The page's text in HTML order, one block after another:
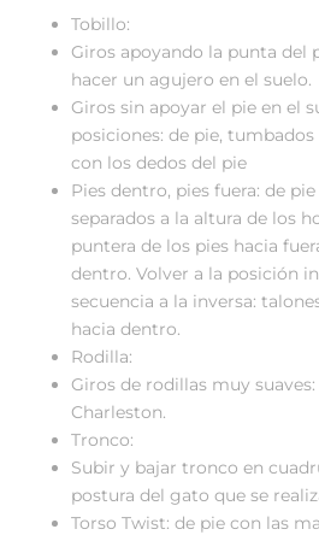
Tobillo:
Giros apoyando la punta del
hacer un agujero en el suelo.
Giros sin apoyar el pie en el
posiciones: de pie,
con los dedos del pie
Pies dentro, pies fuera: de
separados a la altura de los
puntera de los pies hacia
dentro. Volver a la posición
secuencia a la inversa:
hacia dentro.
Rodilla:
Giros de rodillas muy
Charleston.
Tronco:
Subir y bajar tronco en
postura del gato que se
Torso Twist: de pie con las